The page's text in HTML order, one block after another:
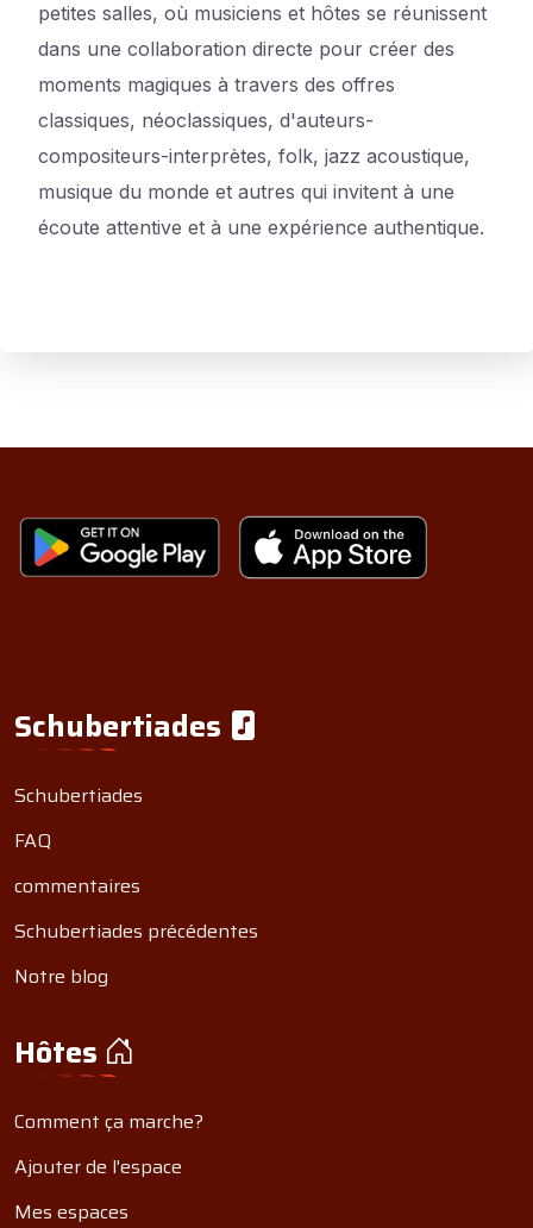
petites salles, où musiciens et hôtes se réunissent
dans une collaboration directe pour créer des
moments magiques à travers des offres
classiques, néoclassiques, d'auteurs-
compositeurs-interprètes, folk, jazz acoustique,
musique du monde et autres qui invitent à une
écoute attentive et à une expérience authentique.
Schubertiades
Schubertiades
FAQ
commentaires
Schubertiades précédentes
Notre blog
Hôtes
Comment ça marche?
Ajouter de l'espace
Mes espaces